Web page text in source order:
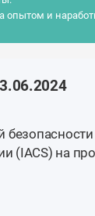
опытом и
(IACS) на